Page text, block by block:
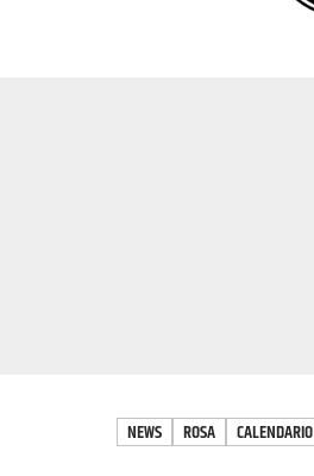
NEWS ROSA CALENDARIO